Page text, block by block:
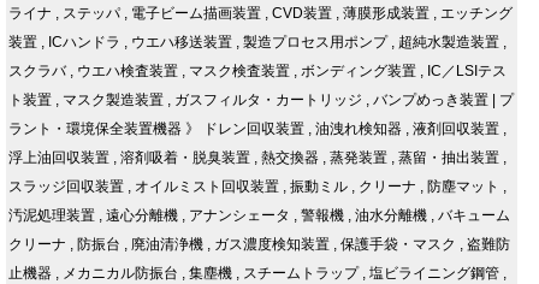
ライナ , ステッパ , 電子ビーム描画装置 , CVD装置 , 薄膜形成装置 , エッチング
装置 , ICハンドラ , ウエハ移送装置 , 製造プロセス用ポンプ, 超純水製造装置 ,
スクラバ, ウエハ検査装置 , マスク検査装置 , ボンディング装置 , IC／LSIテス
ト装置 , マスク製造装置 , ガスフィルタ・カートリッジ , バンプめっき装置
プ
ラント・環境保全装置機器 》 ドレン回収装置 , 油洩れ検知器 , 液剤回収装置 ,
浮上油回収装置 , 溶剤吸着・脱臭装置 , 熱交換器 , 蒸発装置 , 蒸留・抽出装置 ,
スラッジ回収装置 , オイルミスト回収装置 , 振動ミル , クリーナ , 防塵マット ,
汚泥処理装置 , 遠心分離機 , アナンシェータ , 警報機 , 油水分離機 , バキューム
クリーナ , 防振台 , 廃油清浄機 , ガス濃度検知装置 , 保護手袋・マスク , 盗難防
止機器 , メカニカル防振台 , 集塵機 , スチームトラップ, 塩ビライニング鋼管 ,